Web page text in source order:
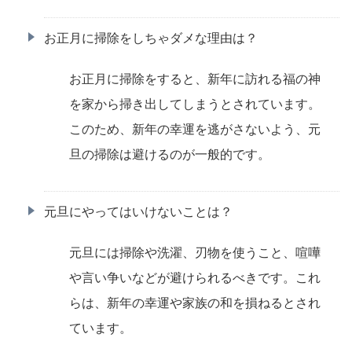
お正月に掃除をしちゃダメな理由は？
お正月に掃除をすると、新年に訪れる福の神
を家から掃き出してしまうとされています。
このため、新年の幸運を逃がさないよう、元
旦の掃除は避けるのが一般的です。
元旦にやってはいけないことは？
元旦には掃除や洗濯、刃物を使うこと、喧嘩
や言い争いなどが避けられるべきです。これ
らは、新年の幸運や家族の和を損ねるとされ
ています。